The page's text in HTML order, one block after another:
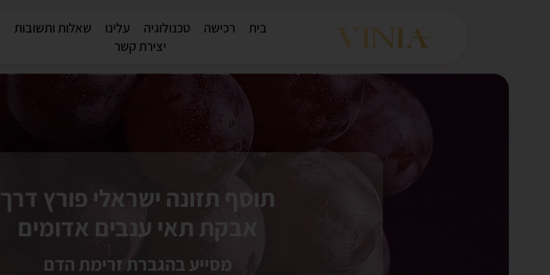
בית רכישה טכנולוגיה עלינו
שאלות ותשובות
יצירת קשר
תוסף תזונה ישראלי פורץ דרך
אבקת תאי ענבים אדומים
מסייע בהגברת זרימת הדם